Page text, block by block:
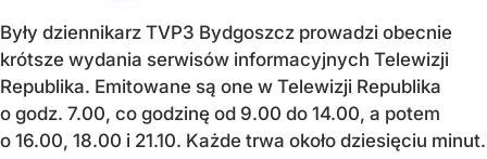
Były dziennikarz TVP3 Bydgoszcz prowadzi obecnie
krótsze wydania serwisów informacyjnych Telewizji
Republika. Emitowane są one w Telewizji Republika
o godz. 7.00, co godzinę od 9.00 do 14.00, a potem
o 16.00, 18.00 i 21.10. Każde trwa około dziesięciu minut.